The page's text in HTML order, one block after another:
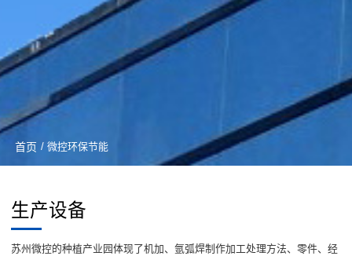
首页 / 微控环保节能
生产设备
苏州微控的种植产业园体现了机加、氩弧焊制作加工处理方法、零件、经